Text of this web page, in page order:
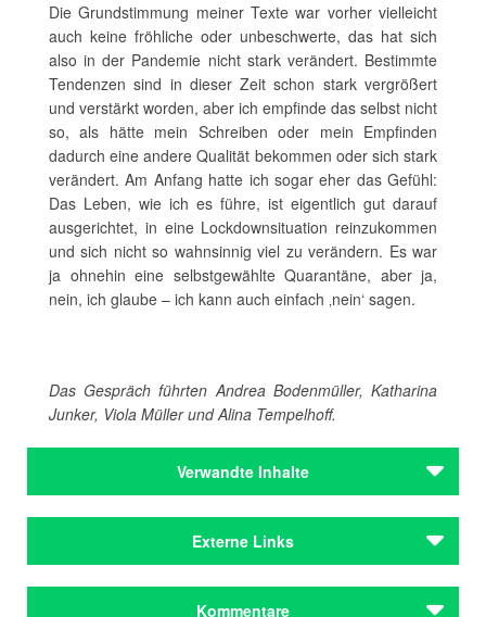
Die Grundstimmung meiner Texte war vorher vielleicht
auch keine fröhliche oder unbeschwerte, das hat sich
also in der Pandemie nicht stark verändert. Bestimmte
Tendenzen sind in dieser Zeit schon stark vergrößert
und verstärkt worden, aber ich empfinde das selbst nicht
so, als hätte mein Schreiben oder mein Empfinden
dadurch eine andere Qualität bekommen oder sich stark
verändert. Am Anfang hatte ich sogar eher das Gefühl:
Das Leben, wie ich es führe, ist eigentlich gut darauf
ausgerichtet, in eine Lockdownsituation reinzukommen
und sich nicht so wahnsinnig viel zu verändern. Es war
ja ohnehin eine selbstgewählte Quarantäne, aber ja,
nein, ich glaube – ich kann auch einfach ‚nein‘ sagen.
Das Gespräch führten Andrea Bodenmüller, Katharina
Junker, Viola Müller und Alina Tempelhoff.
Verwandte Inhalte
Ehrlich, Roman
Autoren
Externe Links
Kommentare